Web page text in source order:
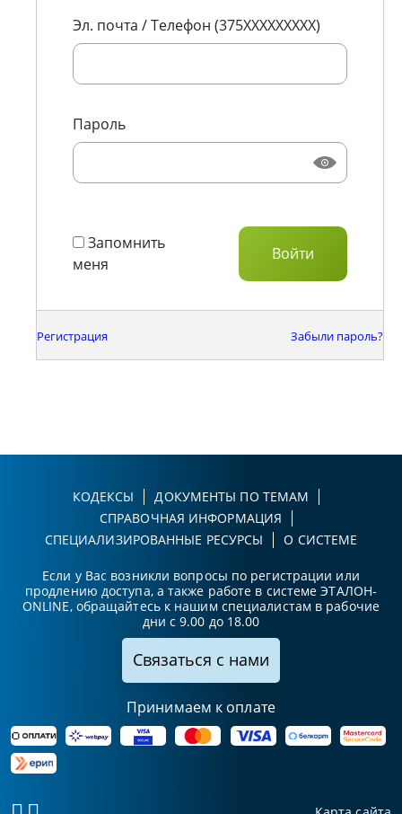
Эл. почта / Телефон (375XXXXXXXXX)
Пароль
Запомнить
меня
Регистрация Забыли пароль?
КОДЕКСЫ
ДОКУМЕНТЫ ПО ТЕМАМ
СПРАВОЧНАЯ ИНФОРМАЦИЯ
СПЕЦИАЛИЗИРОВАННЫЕ РЕСУРСЫ
О СИСТЕМЕ
Если у Вас возникли вопросы по регистрации или
продлению доступа, а также работе в системе ЭТАЛОН-
ONLINE, обращайтесь к нашим специалистам в рабочие
дни с 9.00 до 18.00
Связаться с нами
Принимаем к оплате